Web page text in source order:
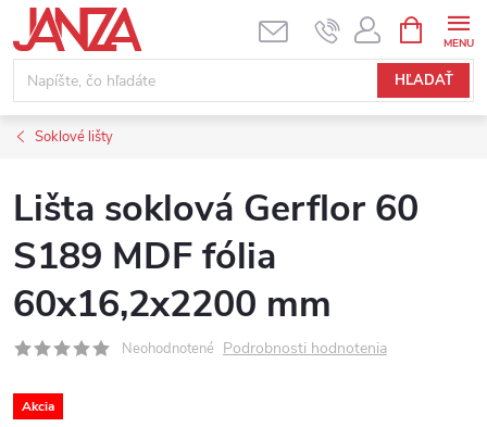
Prejsť na obsah
HĽADAŤ
Soklové lišty
Lišta soklová Gerflor 60
S189 MDF fólia
60x16,2x2200 mm
Neohodnotené Podrobnosti hodnotenia
Akcia